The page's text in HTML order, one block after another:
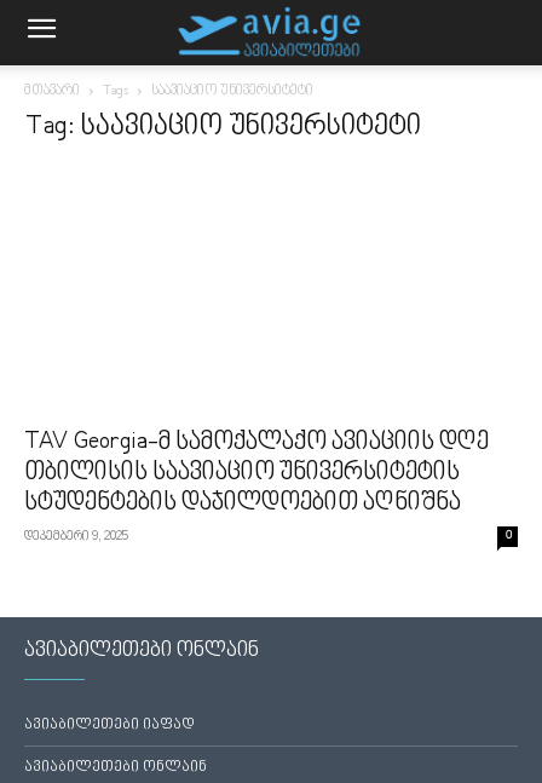
მთავარი Tags საავიაციო უნივერსიტეტი
Tag: საავიაციო უნივერსიტეტი
TAV Georgia-მ სამოქალაქო ავიაციის დღე
თბილისის საავიაციო უნივერსიტეტის
სტუდენტების დაჯილდოებით აღნიშნა
დეკემბერი 9, 2025 0
ავიაბილეთები ონლაინ
ავიაბილეთები იაფად
ავიაბილეთები ონლაინ